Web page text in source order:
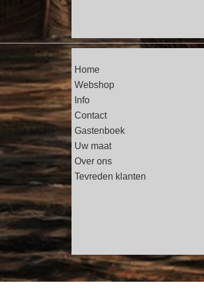
Home
Webshop
Info
Contact
Gastenboek
Uw maat
Over ons
Tevreden klanten